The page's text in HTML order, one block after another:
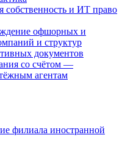
собственность и ИТ право
офшорных и
и структур
документов
со счётом —
агентам
филиала иностранной